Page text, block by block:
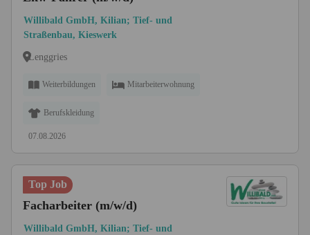
Willibald GmbH, Kilian; Tief- und
Straßenbau, Kieswerk
Lenggries
Weiterbildungen Mitarbeiterwohnung
Berufskleidung
07.08.2026
Top Job
Facharbeiter (m/w/d)
Willibald GmbH, Kilian; Tief- und